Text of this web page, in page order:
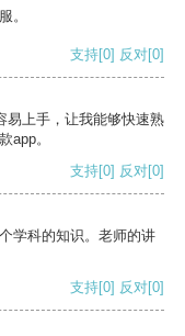
。
支持[0] 反对[0]
易上手，让我能够快速熟
app。
支持[0] 反对[0]
学科的知识。老师的讲
支持[0] 反对[0]